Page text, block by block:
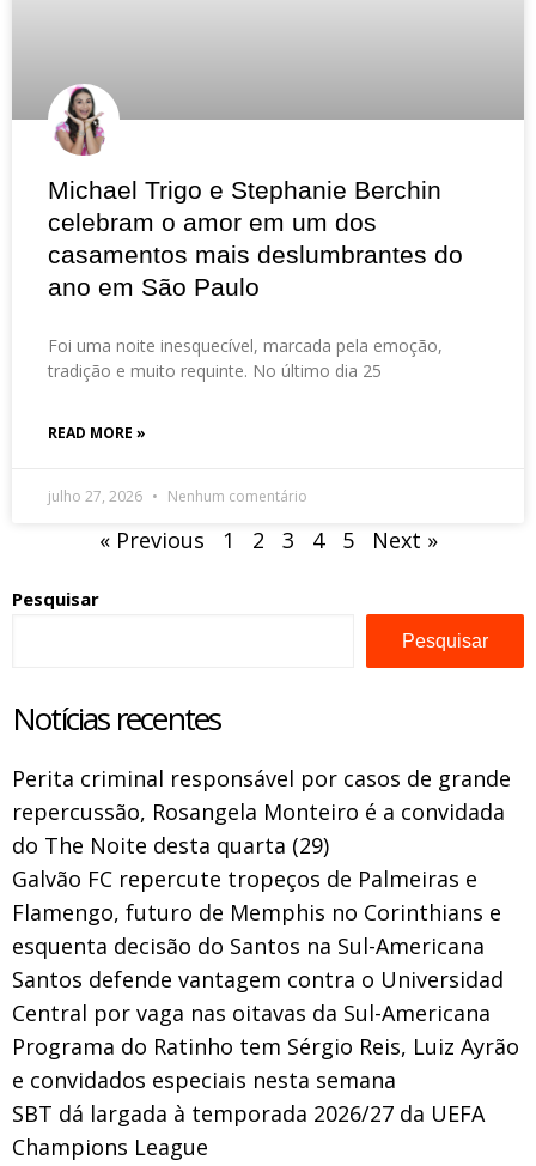
Michael Trigo e Stephanie Berchin
celebram o amor em um dos
casamentos mais deslumbrantes do
ano em São Paulo
Foi uma noite inesquecível, marcada pela emoção,
tradição e muito requinte. No último dia 25
READ MORE »
julho 27, 2026 Nenhum comentário
« Previous 1 2 3 4 5 Next »
Pesquisar
Pesquisar
Notícias recentes
Perita criminal responsável por casos de grande
repercussão, Rosangela Monteiro é a convidada
do The Noite desta quarta (29)
Galvão FC repercute tropeços de Palmeiras e
Flamengo, futuro de Memphis no Corinthians e
esquenta decisão do Santos na Sul-Americana
Santos defende vantagem contra o Universidad
Central por vaga nas oitavas da Sul-Americana
Programa do Ratinho tem Sérgio Reis, Luiz Ayrão
e convidados especiais nesta semana
SBT dá largada à temporada 2026/27 da UEFA
Champions League